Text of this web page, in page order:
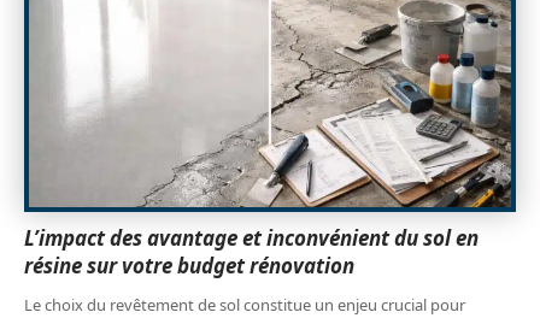
L’impact des avantage et inconvénient du sol en
résine sur votre budget rénovation
Le choix du revêtement de sol constitue un enjeu crucial pour